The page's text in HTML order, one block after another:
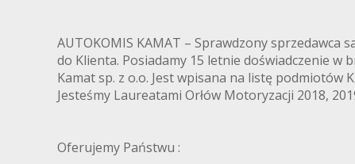
AUTOKOMIS KAMAT – Sprawdzony sprzedawca
do Klienta. Posiadamy 15 letnie doświadczenie w
Kamat sp. z o.o. Jest wpisana na listę podmiotów
Jesteśmy Laureatami Orłów Motoryzacji 2018,
Oferujemy Państwu :